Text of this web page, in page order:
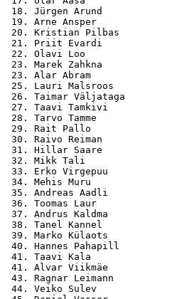
18.
19. Arne Ansper
20.
21. Priit Evardi
22. Olavi Loo
23.
23. Alar
25. Lauri
26. Taimar
27. Taavi
28. Tarvo
29. Rait Pallo
30. Raivo
31. Hillar Saare
32. Mikk
33. Erko Virgepuu
34. Mehis
35. Andreas Aadli
36.
37.
38. Tanel
39.
40.
41. Taavi
41.
43. Ragnar Leimann
44. Veiko Sulev